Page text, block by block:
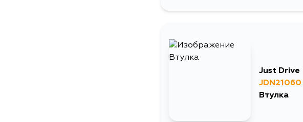
Just Drive
JDN21060
Втулка